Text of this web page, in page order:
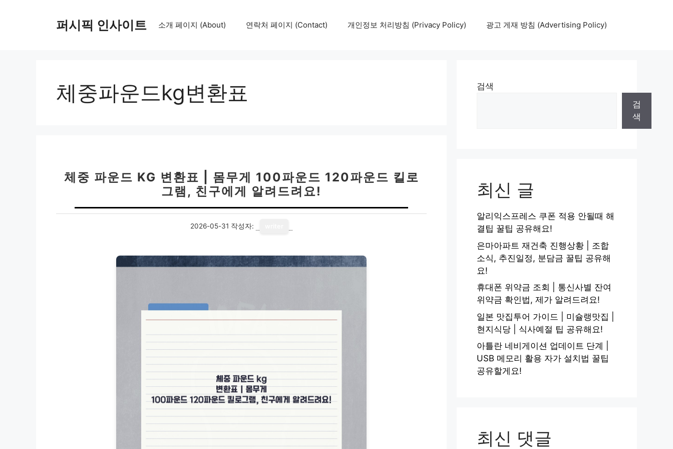
퍼시픽 인사이트 소개 페이지 (About) 연락처 페이지 (Contact) 개인정보 처리방침 (Privacy Policy) 광고 게재 방침 (Advertising Policy)
체중파운드kg변환표
체중 파운드 KG 변환표 | 몸무게 100파운드 120파운드 킬로
그램, 친구에게 알려드려요!
2026-05-31 작성자:
검색
검
색
최신 글
알리익스프레스 쿠폰 적용 안될때 해
결팁 꿀팁 공유해요!
은마아파트 재건축 진행상황 | 조합
소식, 추진일정, 분담금 꿀팁 공유해
요!
휴대폰 위약금 조회 | 통신사별 잔여
위약금 확인법, 제가 알려드려요!
일본 맛집투어 가이드 | 미슐랭맛집 |
현지식당 | 식사예절 팁 공유해요!
아틀란 네비게이션 업데이트 단계 |
USB 메모리 활용 자가 설치법 꿀팁
공유할게요!
최신 댓글